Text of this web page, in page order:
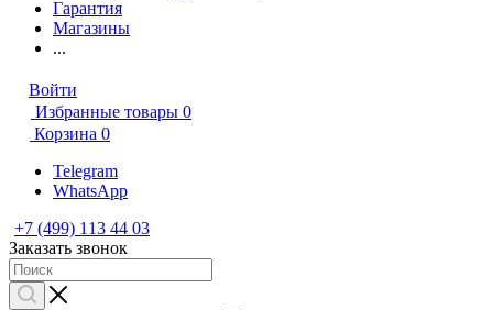
Гарантия
Магазины
...
Войти
Избранные товары 0
Корзина 0
Telegram
WhatsApp
+7 (499) 113 44 03
Заказать звонок